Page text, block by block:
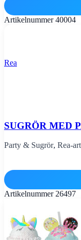
Artikelnummer40004
Rea
SUGRÖR MED
Party & Sugrör, Rea-
Artikelnummer 26497